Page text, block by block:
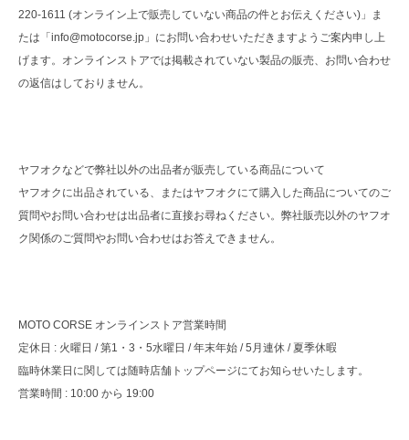
220-1611 (オンライン上で販売していない商品の件とお伝えください)」ま
たは「info@motocorse.jp」にお問い合わせいただきますようご案内申し上
げます。オンラインストアでは掲載されていない製品の販売、お問い合わせ
の返信はしておりません。
ヤフオクなどで弊社以外の出品者が販売している商品について
ヤフオクに出品されている、またはヤフオクにて購入した商品についてのご
質問やお問い合わせは出品者に直接お尋ねください。弊社販売以外のヤフオ
ク関係のご質問やお問い合わせはお答えできません。
MOTO CORSE オンラインストア営業時間
定休日 : 火曜日 / 第1・3・5水曜日 / 年末年始 / 5月連休 / 夏季休暇
臨時休業日に関しては随時店舗トップページにてお知らせいたします。
営業時間 : 10:00 から 19:00